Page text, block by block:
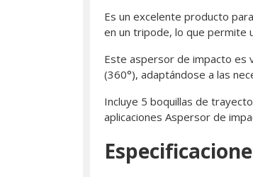
Es un excelente producto
en un tripode, lo que permite
Este aspersor de impacto es
(360°), adaptándose a las
Incluye 5 boquillas de
aplicaciones Aspersor de